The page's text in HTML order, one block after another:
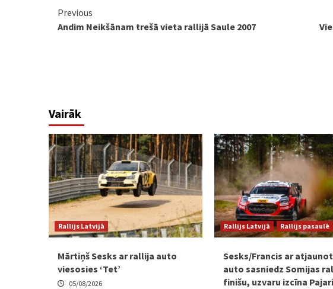
Continue
Reading
Previous
Andim Neikšānam trešā vieta rallijā Saule 2007
Vairāk
Rallijs Latvijā
Mārtiņš Sesks ar rallija auto
viesosies ‘Tet’
05/08/2026
Rallijs Latvijā Rallijs pasaulē
Sesks/Francis ar
auto sasniedz Somijas
finišu, uzvaru izcīna Pajari